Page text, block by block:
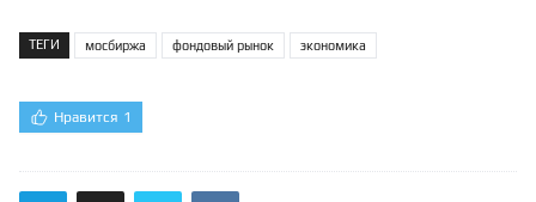
ТЕГИ мосбиржа фондовый рынок экономика
Нравится 1